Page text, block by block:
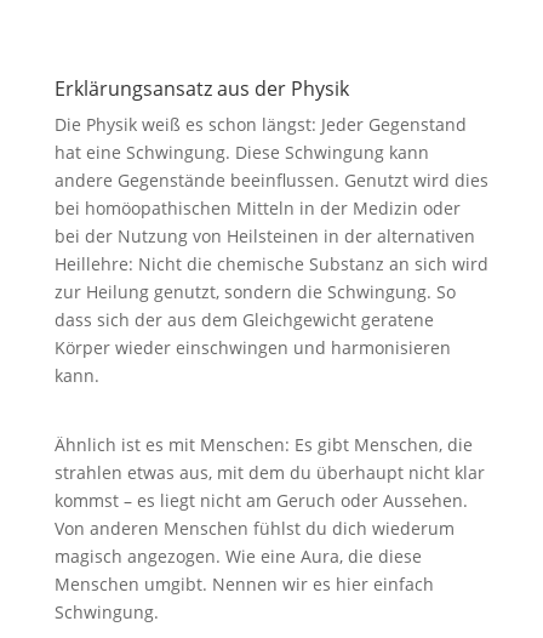
Erklärungsansatz aus der Physik
Die Physik weiß es schon längst: Jeder Gegenstand
hat eine Schwingung. Diese Schwingung kann
andere Gegenstände beeinflussen. Genutzt wird dies
bei homöopathischen Mitteln in der Medizin oder
bei der Nutzung von Heilsteinen in der alternativen
Heillehre: Nicht die chemische Substanz an sich wird
zur Heilung genutzt, sondern die Schwingung. So
dass sich der aus dem Gleichgewicht geratene
Körper wieder einschwingen und harmonisieren
kann.
Ähnlich ist es mit Menschen: Es gibt Menschen, die
strahlen etwas aus, mit dem du überhaupt nicht klar
kommst – es liegt nicht am Geruch oder Aussehen.
Von anderen Menschen fühlst du dich wiederum
magisch angezogen. Wie eine Aura, die diese
Menschen umgibt. Nennen wir es hier einfach
Schwingung.